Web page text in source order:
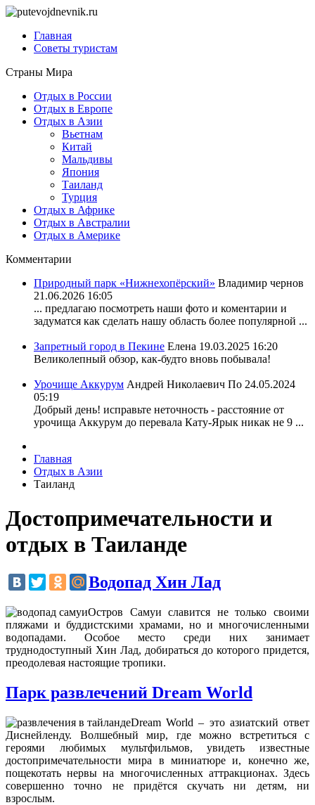
Главная
Советы туристам
Страны Мира
Отдых в России
Отдых в Европе
Отдых в Азии
Вьетнам
Китай
Мальдивы
Япония
Таиланд
Турция
Отдых в Африке
Отдых в Австралии
Отдых в Америке
Комментарии
Природный парк «Нижнехопёрский» Владимир чернов
21.06.2026 16:05
... предлагаю посмотреть наши фото и коментарии и
задуматся как сделать нашу область более популярной ...
Запретный город в Пекине Елена 19.03.2025 16:20
Великолепный обзор, как-будто вновь побывала!
Урочище Аккурум Андрей Николаевич По 24.05.2024
05:19
Добрый день! исправьте неточность - расстояние от
урочища Аккурум до перевала Кату-Ярык никак не 9 ...
Главная
Отдых в Азии
Таиланд
Достопримечательности и
отдых в Таиланде
Водопад Хин Лад
Остров Самуи славится не только своими
пляжами и буддистскими храмами, но и многочисленными
водопадами. Особое место среди них занимает
труднодоступный Хин Лад, добираться до которого придется,
преодолевая настоящие тропики.
Парк развлечений Dream World
Dream World – это азиатский ответ
Диснейленду. Волшебный мир, где можно встретиться с
героями любимых мультфильмов, увидеть известные
достопримечательности мира в миниатюре и, конечно же,
пощекотать нервы на многочисленных аттракционах. Здесь
совершенно точно не придётся скучать ни детям, ни
взрослым.